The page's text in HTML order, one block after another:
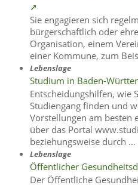
➚
Sie engagieren sich
bürgerschaftlich oder
Organisation, einem
einer Kommune, zum
Lebenslage
Studium in Baden-
Entscheidungshilfen, wie
Studiengang finden und
Vorstellungen am besten
über das Portal
beziehungsweise durch …
Lebenslage
Öffentlicher
Der Öffentliche